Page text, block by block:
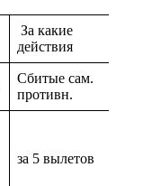
За какие
действия
Сбитые сам.
противн.
за 5 вылетов